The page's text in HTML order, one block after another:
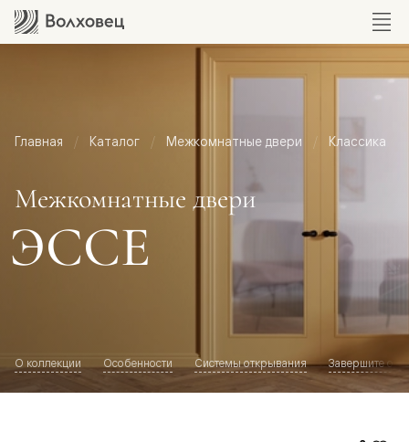
Главная Каталог Межкомнатные двери Классика
Межкомнатные двери
ЭССЕ
О коллекции Особенности Системы открывания Завершите